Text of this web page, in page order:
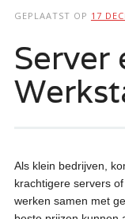
GEPLAATST OP 17
Server
Als klein bedrijven,
krachtigere servers
werken samen met